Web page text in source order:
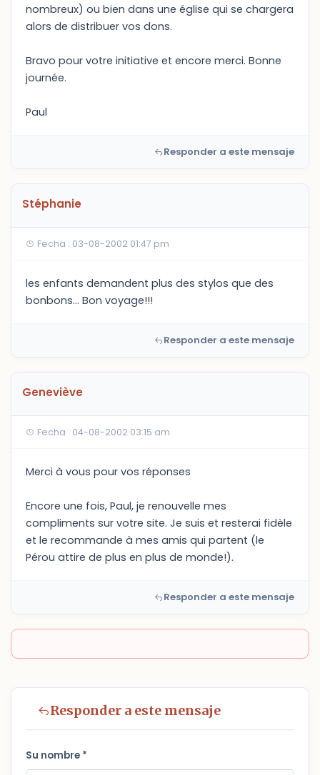
nombreux) ou bien dans une église qui se chargera
alors de distribuer vos dons.
Bravo pour votre initiative et encore merci. Bonne
journée.
Paul
Responder a este mensaje
Stéphanie
Fecha : 03-08-2002 01:47 pm
les enfants demandent plus des stylos que des
bonbons... Bon voyage!!!
Responder a este mensaje
Geneviève
Fecha : 04-08-2002 03:15 am
Merci à vous pour vos réponses
Encore une fois, Paul, je renouvelle mes
compliments sur votre site. Je suis et resterai fidèle
et le recommande à mes amis qui partent (le
Pérou attire de plus en plus de monde!).
Responder a este mensaje
Responder a este mensaje
Su nombre *